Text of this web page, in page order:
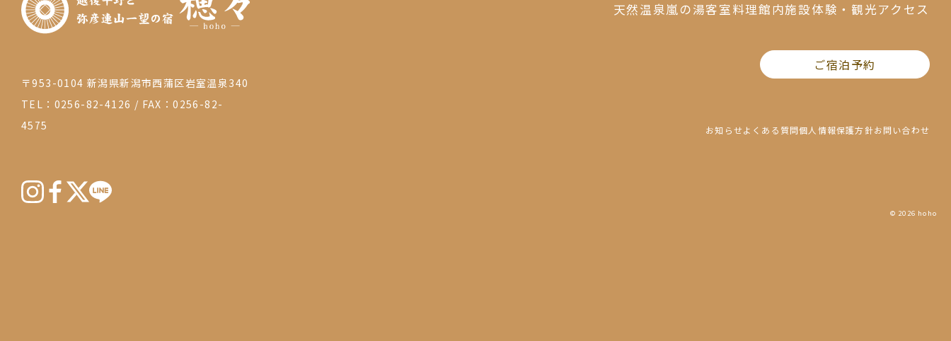
〒953-0104 新潟県新潟市西蒲区岩室温泉340
TEL：0256-82-4126 / FAX：0256-82-
4575
天然温泉嵐の湯客室料理館内施設体験・観光アクセス
ご宿泊予約
お知らせよくある質問個人情報保護方針お問い合わせ
© 2026 hoho